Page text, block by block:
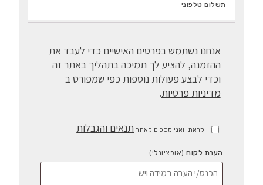
תשלום טלפוני
אנחנו נשתמש בפרטים האישיים כדי לעבד את
ההזמנה, להציע לך תמיכה בתהליך באתר זה
וכדי לבצע פעולות נוספות כפי שמפורט ב
מדיניות פרטיות.
קראתי ואני מסכים לאתר תנאים והגבלות
הערת לקוח (אופציונלי)